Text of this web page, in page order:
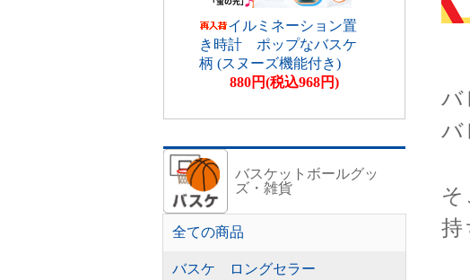
バ
バ
持
イルミネーション置
き時計 ポップなバスケ
柄 (スヌーズ機能付き)
880円(税込968円)
バスケットボールグッ
ズ・雑貨
全ての商品
バスケ ロングセラー